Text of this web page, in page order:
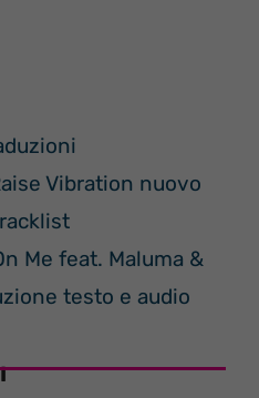
Vibration nuovo
Me feat. Maluma &
testo e audio